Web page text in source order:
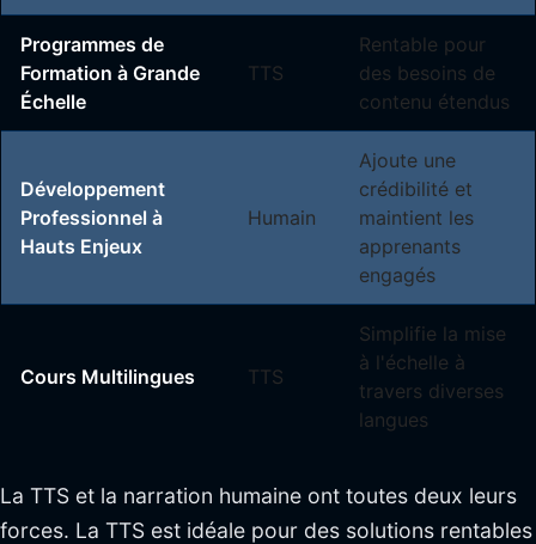
Programmes de
Formation à Grande
Échelle
TTS
Rentable pour
des besoins de
contenu étendus
Développement
Professionnel à
Hauts Enjeux
Humain
Ajoute une
crédibilité et
maintient les
apprenants
engagés
Cours Multilingues TTS
Simplifie la mise
à l'échelle à
travers diverses
langues
La TTS et la narration humaine ont toutes deux leurs
forces. La TTS est idéale pour des solutions rentables